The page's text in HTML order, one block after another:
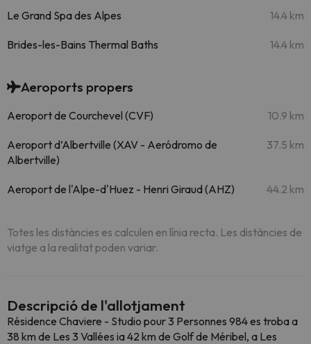
Le Grand Spa des Alpes 14.4 km
Brides-les-Bains Thermal Baths 14.4 km
Aeroports propers
Aeroport de Courchevel (CVF) 10.9 km
Aeroport d’Albertville (XAV - Aeródromo de
Albertville)
37.5 km
Aeroport de l'Alpe-d'Huez - Henri Giraud (AHZ) 44.2 km
Totes les distàncies es calculen en línia recta. Les distàncies de
viatge a la realitat poden variar.
Descripció de l'allotjament
Résidence Chaviere - Studio pour 3 Personnes 984 es troba a
38 km de Les 3 Vallées ia 42 km de Golf de Méribel, a Les